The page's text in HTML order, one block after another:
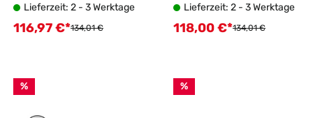
Wohnwagen
Lieferzeit: 2 - 3 Werktage
Verkaufspreis:
116,97 €*Regulärer Preis:
134,01 €
Wohnwagen
Lieferzeit: 2 - 3 Werktage
Verkaufspreis:
118,00 €*Regulärer Preis:
134,01 €
% %